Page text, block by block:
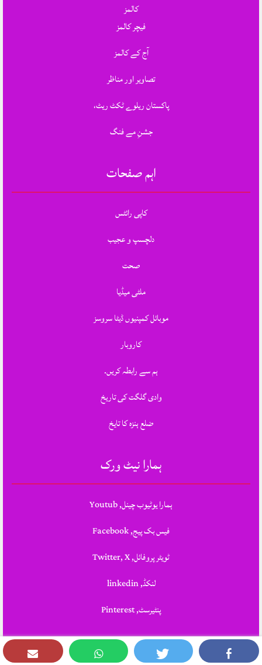
کالمز
فیچر کالمز
آج کے کالمز
تصاویر اور مناظر
پاکستان ریلوے ٹکٹ ریٹ،
جشنِ مے فنگ
اہم صفحات
کاپی رائٹس
دلچسپ و عجیب
صحت
ملٹی میڈیا
موبائل کمپنیوں ڈیٹا سروسز
کاروبار
ہم سے رابطہ کریں.
وادی گلگت کی تاریخ
ضلع ہنزہ کا تایخ
ہمارا نیٹ ورک
ہمارا یوٹیوب چینل, Youtub
فیس بک پیج, Facebook
ٹویٹر پروفائل, Twitter, X
لنکڈ, linkedin
پنٹیرسٹ, Pinterest
Theme Designed & Developed BySTYLOTHEMES